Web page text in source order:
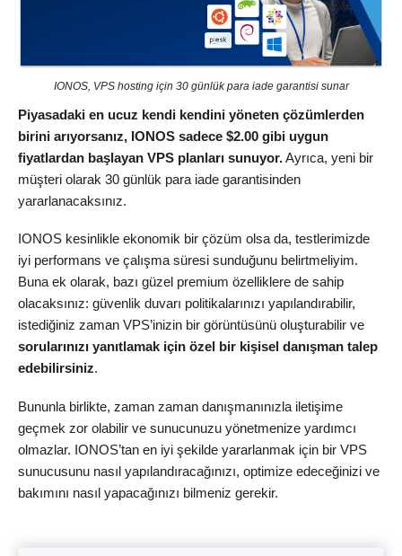
IONOS, VPS hosting için 30 günlük para iade garantisi sunar
Piyasadaki en ucuz kendi kendini yöneten çözümlerden
birini arıyorsanız, IONOS sadece $2.00 gibi uygun
fiyatlardan başlayan VPS planları sunuyor.Ayrıca, yeni bir
müşteri olarak 30 günlük para iade garantisinden
yararlanacaksınız.
IONOS kesinlikle ekonomik bir çözüm olsa da, testlerimizde
iyi performans ve çalışma süresi sunduğunu belirtmeliyim.
Buna ek olarak, bazı güzel premium özelliklere de sahip
olacaksınız: güvenlik duvarı politikalarınızı yapılandırabilir,
istediğiniz zaman VPS’inizin bir görüntüsünü oluşturabilir ve
sorularınızı yanıtlamak için özel bir kişisel danışman talep
edebilirsiniz.
Bununla birlikte, zaman zaman danışmanınızla iletişime
geçmek zor olabilir ve sunucunuzu yönetmenize yardımcı
olmazlar. IONOS’tan en iyi şekilde yararlanmak için bir VPS
sunucusunu nasıl yapılandıracağınızı, optimize edeceğinizi ve
bakımını nasıl yapacağınızı bilmeniz gerekir.